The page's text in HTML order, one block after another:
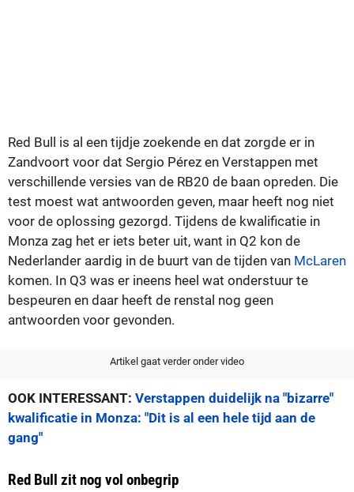
Red Bull is al een tijdje zoekende en dat zorgde er in
Zandvoort voor dat Sergio Pérez en Verstappen met
verschillende versies van de RB20 de baan opreden. Die
test moest wat antwoorden geven, maar heeft nog niet
voor de oplossing gezorgd. Tijdens de kwalificatie in
Monza zag het er iets beter uit, want in Q2 kon de
Nederlander aardig in de buurt van de tijden van McLaren
komen. In Q3 was er ineens heel wat onderstuur te
bespeuren en daar heeft de renstal nog geen
antwoorden voor gevonden.
Artikel gaat verder onder video
OOK INTERESSANT: Verstappen duidelijk na "bizarre"
kwalificatie in Monza: "Dit is al een hele tijd aan de
gang"
Red Bull zit nog vol onbegrip